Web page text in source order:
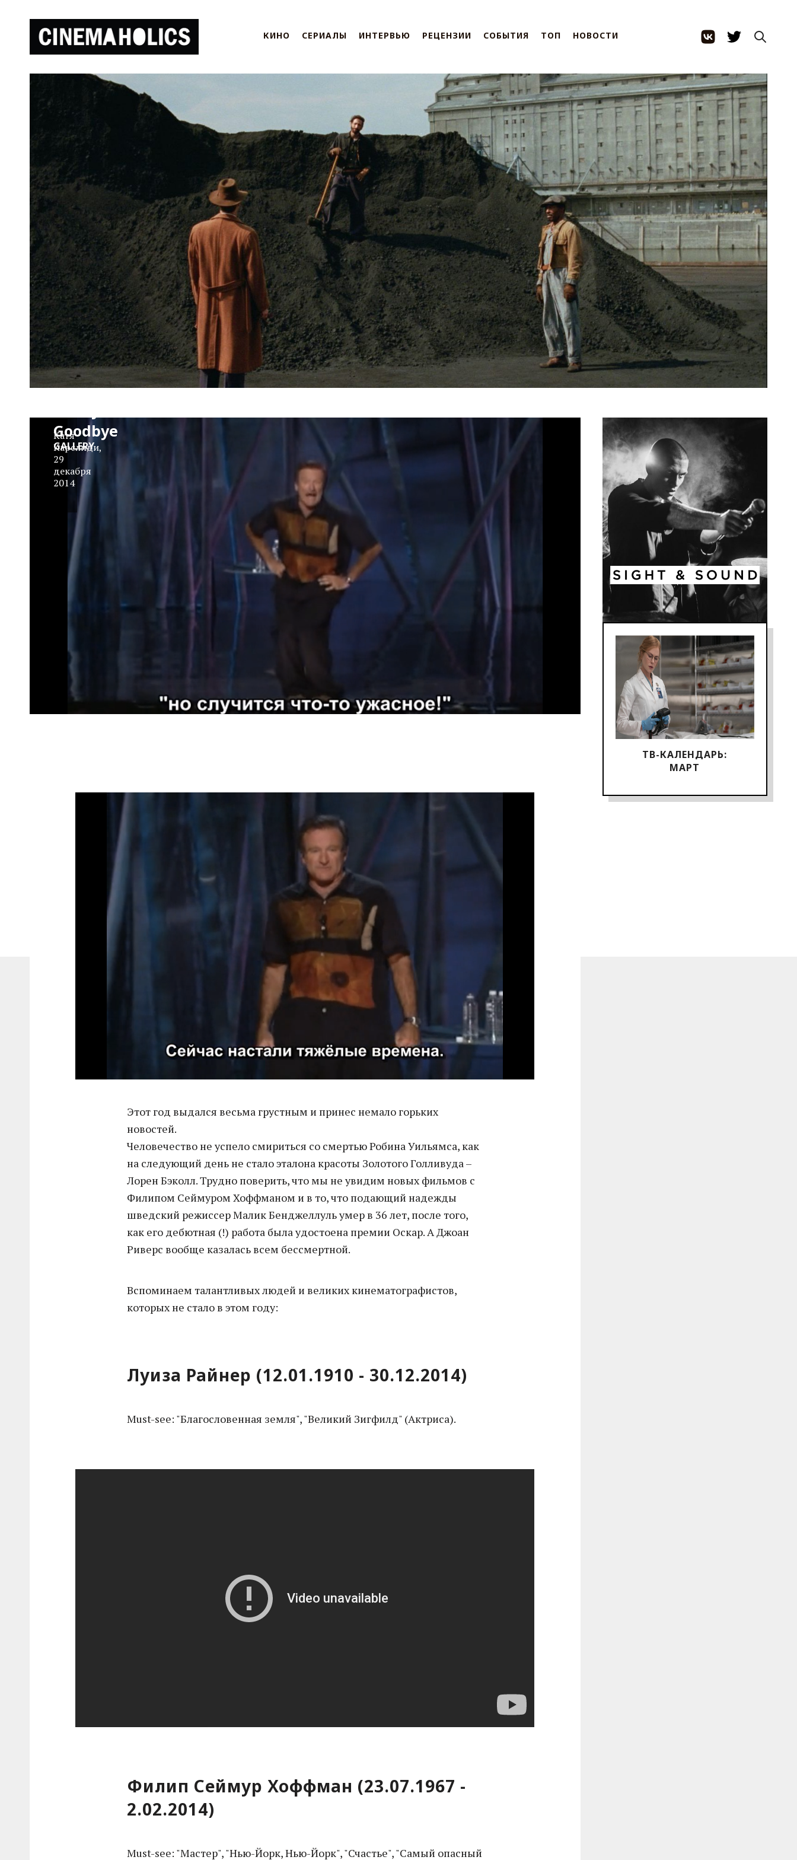
КИНО СЕРИАЛЫ ИНТЕРВЬЮ РЕЦЕНЗИИ СОБЫТИЯ ТОП НОВОСТИ
ТВ-КАЛЕНДАРЬ:
МАРТ
It's Hard
Goodbye
Катя
Карслиди,
29
декабря
2014
GALLERY
Этот год выдался весьма грустным и принес немало горьких
новостей.
Человечество не успело смириться со смертью Робина Уильямса, как
на следующий день не стало эталона красоты Золотого Голливуда –
Лорен Бэколл. Трудно поверить, что мы не увидим новых фильмов с
Филипом Сеймуром Хоффманом и в то, что подающий надежды
шведский режиссер Малик Бенджеллуль умер в 36 лет, после того,
как его дебютная (!) работа была удостоена премии Оскар. А Джоан
Риверс вообще казалась всем бессмертной.
Вспоминаем талантливых людей и великих кинематографистов,
которых не стало в этом году:
Луиза Райнер (12.01.1910 - 30.12.2014)
Must-see: "Благословенная земля", "Великий Зигфилд" (Актриса).
Филип Сеймур Хоффман (23.07.1967 -
2.02.2014)
Must-see: "Мастер", "Нью-Йорк, Нью-Йорк", "Счастье", "Самый опасный